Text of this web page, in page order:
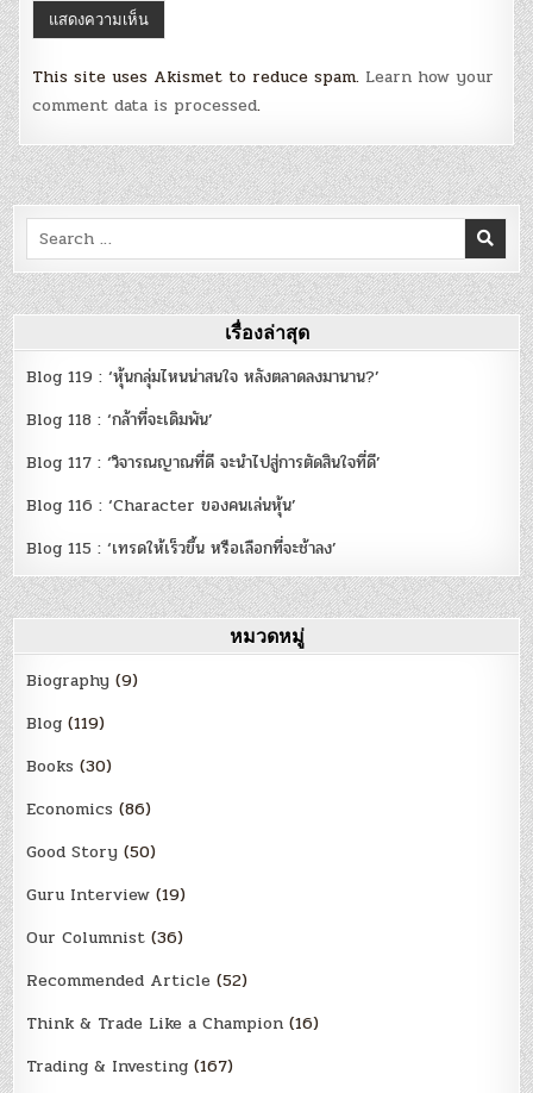
This site uses Akismet to reduce spam. Learn how your
comment data is processed.
Search
for:
เรื่องล่าสุด
Blog 119 : ‘หุ้นกลุ่มไหนน่าสนใจ หลังตลาดลงมานาน?’
Blog 118 : ‘กล้าที่จะเดิมพัน’
Blog 117 : ‘วิจารณญาณที่ดี จะนำไปสู่การตัดสินใจที่ดี’
Blog 116 : ‘Character ของคนเล่นหุ้น’
Blog 115 : ‘เทรดให้เร็วขึ้น หรือเลือกที่จะช้าลง’
หมวดหมู่
Biography (9)
Blog (119)
Books (30)
Economics (86)
Good Story (50)
Guru Interview (19)
Our Columnist (36)
Recommended Article (52)
Think & Trade Like a Champion (16)
Trading & Investing (167)